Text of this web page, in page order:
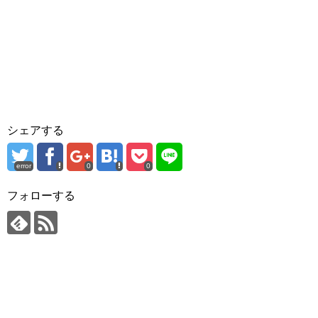
シェアする
error 0 0
フォローする